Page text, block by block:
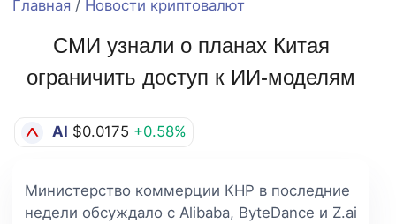
Главная / Новости криптовалют
СМИ узнали о планах Китая
ограничить доступ к ИИ-моделям
AI $0.0175 +0.58%
Министерство коммерции КНР в последние
недели обсуждало с Alibaba, ByteDance и Z.ai